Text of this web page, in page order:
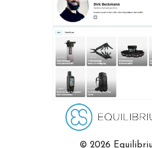
© 2026